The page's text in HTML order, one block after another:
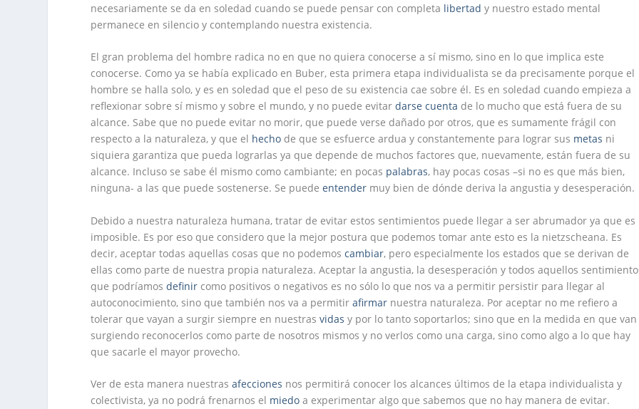
necesariamente se da en soledad cuando se puede pensar con completa libertad y nuestro estado mental
permanece en silencio y contemplando nuestra existencia.
El gran problema del hombre radica no en que no quiera conocerse a sí mismo, sino en lo que implica este
conocerse. Como ya se había explicado en Buber, esta primera etapa individualista se da precisamente porque el
hombre se halla solo, y es en soledad que el peso de su existencia cae sobre él. Es en soledad cuando empieza a
reflexionar sobre sí mismo y sobre el mundo, y no puede evitardarse cuenta de lo mucho que está fuera de su
alcance. Sabe que no puede evitar no morir, que puede verse dañado por otros, que es sumamente frágil con
respecto a la naturaleza, y que el hecho de que se esfuerce ardua y constantemente para lograr sus metas ni
siquiera garantiza que pueda lograrlas ya que depende de muchos factores que, nuevamente, están fuera de su
alcance. Incluso se sabe él mismo como cambiante; en pocas palabras, hay pocas cosas –si no es que más bien,
ninguna- a las que puede sostenerse. Se puedeentender muy bien de dónde deriva la angustia y desesperación.
Debido a nuestra naturaleza humana, tratar de evitar estos sentimientos puede llegar a ser abrumador ya que es
imposible. Es por eso que considero que la mejor postura que podemos tomar ante esto es la nietzscheana. Es
decir, aceptar todas aquellas cosas que no podemoscambiar, pero especialmente los estados que se derivan de
ellas como parte de nuestra propia naturaleza. Aceptar la angustia, la desesperación y todos aquellos
que podríamosdefinir como positivos o negativos es no sólo lo que nos va a permitir persistir para llegar al
autoconocimiento, sino que también nos va a permitirafirmar nuestra naturaleza. Por aceptar no me refiero a
tolerar que vayan a surgir siempre en nuestrasvidas y por lo tanto soportarlos; sino que en la medida en que van
surgiendo reconocerlos como parte de nosotros mismos y no verlos como una carga, sino como algo a lo que hay
que sacarle el mayor provecho.
Ver de esta manera nuestrasafecciones nos permitirá conocer los alcances últimos de la etapa individualista y
colectivista, ya no podrá frenarnos el miedo a experimentar algo que sabemos que no hay manera de evitar.